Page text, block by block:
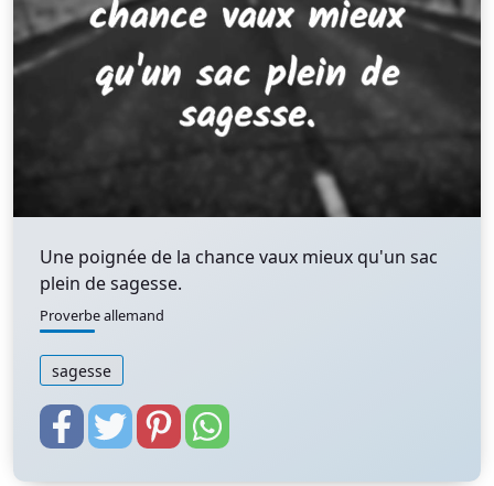
Une poignée de la chance vaux mieux qu'un sac
plein de sagesse.
Proverbe allemand
sagesse